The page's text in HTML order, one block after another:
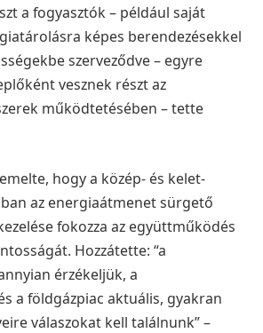
a fogyasztók – például saját
képes berendezésekkel
szerveződve – egyre
vesznek részt az
működtetésében – tette
hogy a közép- és kelet-
az energiaátmenet sürgető
fokozza az együttműködés
Hozzátette: “a
érzékeljük, a
a földgázpiac aktuális, gyakran
válaszokat kell találnunk” –